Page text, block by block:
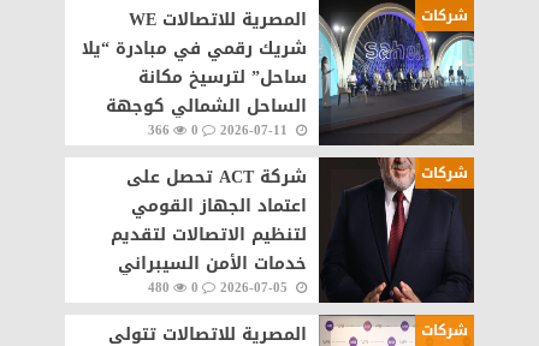
شركات
المصرية للاتصالات WE
شريك رقمي في مبادرة “يلا
ساحل” لترسيخ مكانة
الساحل الشمالي كوجهة
سياحية عالمية
0
366
شركات
شركة ACT تحصل على
اعتماد الجهاز القومي
لتنظيم الاتصالات لتقديم
خدمات الأمن السيبراني
مصر
0
480
شركات
المصرية للاتصالات تتولى